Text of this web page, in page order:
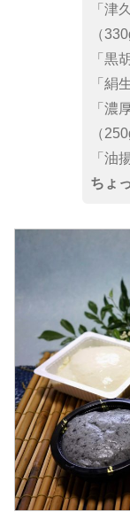
「津
（
「黒
「絹
「濃
（
「油
ちょ